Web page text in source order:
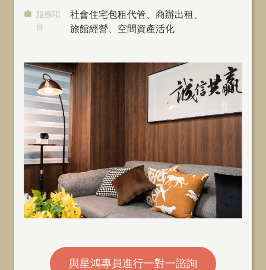
服務項
目
社會住宅包租代管 、商辦出租
旅館經營、空間資產活化
與星鴻專員進行一對一諮詢